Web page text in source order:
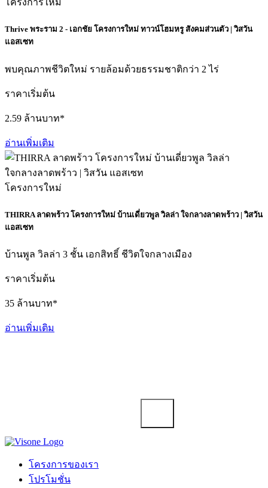
โครงการใหม่
Thrive พระราม 2 - เอกชัย โครงการใหม่ ทาวน์โฮมหรู สังคมส่วนตัว | วิสวัน
แอสเซท
พบคุณภาพชีวิตใหม่ รายล้อมด้วยธรรมชาติกว่า 2 ไร่
ราคาเริ่มต้น
2.59 ล้านบาท*
อ่านเพิ่มเติม
โครงการใหม่
THIRRA ลาดพร้าว โครงการใหม่ บ้านเดี่ยวพูล วิลล่า ใจกลางลาดพร้าว | วิสวัน
แอสเซท
บ้านพูล วิลล่า 3 ชั้น เอกสิทธิ์ ชีวิตใจกลางเมือง
ราคาเริ่มต้น
35 ล้านบาท*
อ่านเพิ่มเติม
โครงการของเรา
โปรโมชั่น